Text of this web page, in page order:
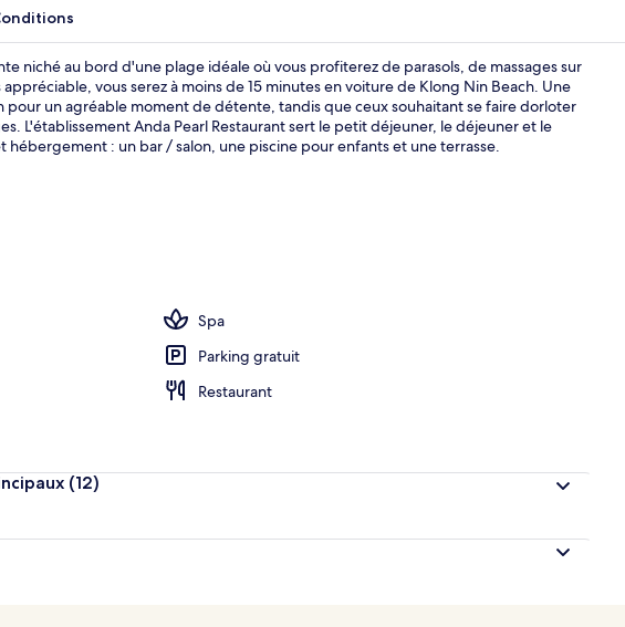
Vue depuis
niché au bord d'une plage idéale où vous profiterez de parasols, de massages sur
vous serez à moins de 15 minutes en voiture de Klong Nin Beach. Une
pour un agréable moment de détente, tandis que ceux souhaitant se faire dorloter
L'établissement Anda Pearl Restaurant sert le petit déjeuner, le déjeuner et le
hébergement : un bar / salon, une piscine pour enfants et une terrasse.
Spa
Parking gratuit
Restaurant
(12)